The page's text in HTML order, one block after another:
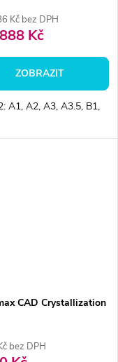
Kč bez DPH
Kč
ZOBRAZIT
A1, A2, A3, A3.5, B1,
CAD Crystallization
bez DPH